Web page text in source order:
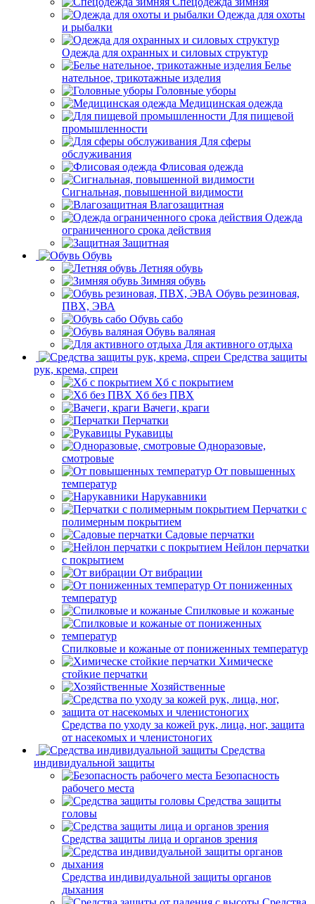
Одежда для охоты
и рыбалки
Одежда для охранных и силовых структур
Белье
нательное, трикотажные изделия
Головные уборы
Медицинская одежда
Для пищевой
промышленности
Для сферы
обслуживания
Флисовая одежда
Сигнальная, повышенной видимости
Влагозащитная
Одежда
ограниченного срока действия
Защитная
Обувь
Летняя обувь
Зимняя обувь
Обувь резиновая,
ПВХ, ЭВА
Обувь сабо
Обувь валяная
Для активного отдыха
Средства защиты
рук, крема, спреи
Хб с покрытием
Хб без ПВХ
Вачеги, краги
Перчатки
Рукавицы
Одноразовые,
смотровые
От повышенных
температур
Нарукавники
Перчатки с
полимерным покрытием
Садовые перчатки
Нейлон перчатки
с покрытием
От вибрации
От пониженных
температур
Спилковые и кожаные
Спилковые и кожаные от пониженных температур
Химическе
стойкие перчатки
Хозяйственные
Средства по уходу за кожей рук, лица, ног, защита
от насекомых и членистоногих
Средства
индивидуальной защиты
Безопасность
рабочего места
Средства защиты
головы
Средства защиты лица и органов зрения
Средства индивидуальной защиты органов
дыхания